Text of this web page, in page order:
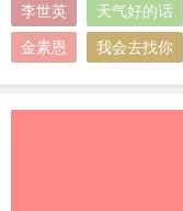
李世英 天气好的话
金素恩 我会去找你